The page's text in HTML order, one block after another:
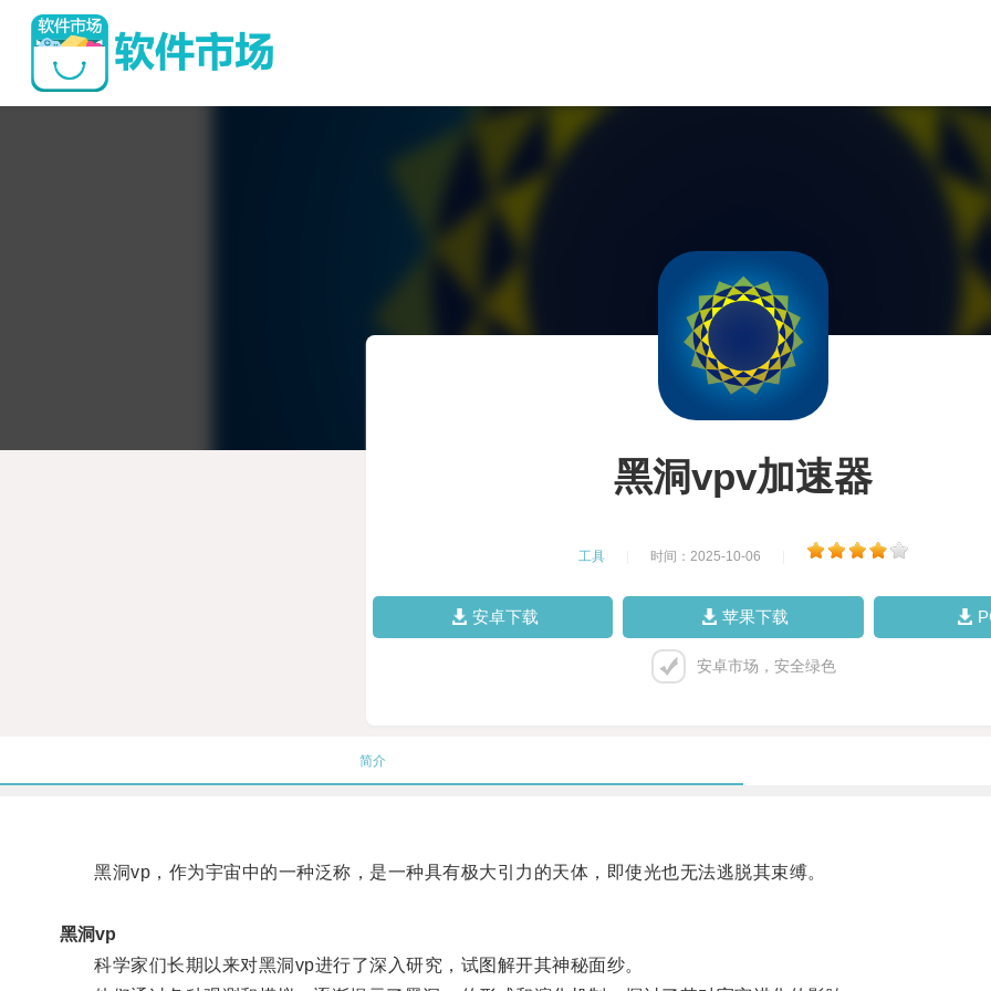
黑洞vpv加速器
工具 时间：2025-10-06
安卓下载 苹果下载
安卓市场，安全绿色
简介
黑洞vp，作为宇宙中的一种泛称，是一种具有极大引力的天体，即使光也无法逃脱其束缚。
黑洞vp
科学家们长期以来对黑洞vp进行了深入研究，试图解开其神秘面纱。